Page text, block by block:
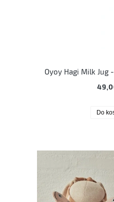
Oyoy Hagi Milk Jug
Do